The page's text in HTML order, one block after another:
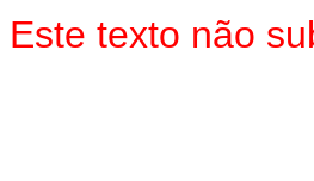
Este texto não